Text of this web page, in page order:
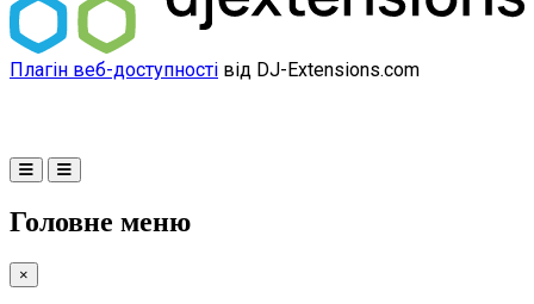
Плагін веб-доступності від DJ-Extensions.com
Головне меню
×